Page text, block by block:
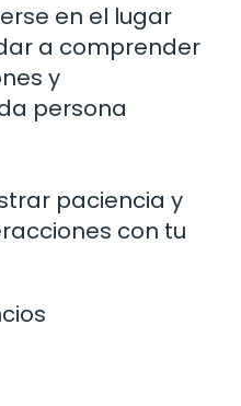
en el lugar
a comprender
y
persona
paciencia y
con tu